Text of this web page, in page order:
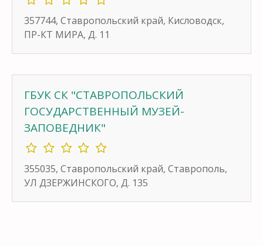
357744, Ставропольский край, Кисловодск,
ПР-КТ МИРА, Д. 11
ГБУК СК "СТАВРОПОЛЬСКИЙ
ГОСУДАРСТВЕННЫЙ МУЗЕЙ-
ЗАПОВЕДНИК"
355035, Ставропольский край, Ставрополь,
УЛ ДЗЕРЖИНСКОГО, Д. 135